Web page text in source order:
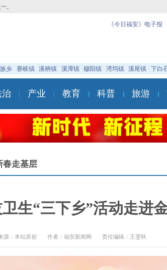
。
《今日福安》电子报
乡 赛岐镇 溪柄镇 溪潭镇 穆阳镇 湾坞镇 溪尾镇 下白
治 产业 教育 科普 旅游
春走基层
生“三下乡”活动走进
源：本站原创 作者：福安新闻网 责任编辑：王雯秋